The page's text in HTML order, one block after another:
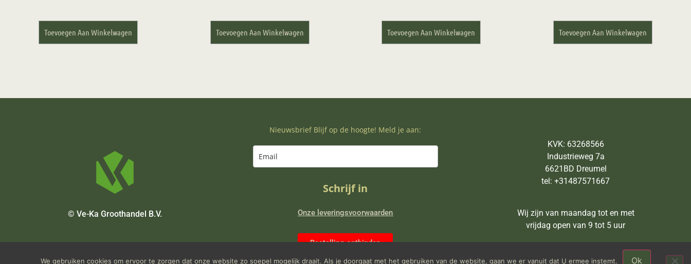
Toevoegen Aan Winkelwagen Toevoegen Aan Winkelwagen Toevoegen Aan Winkelwagen Toevoegen Aan Winkelwagen
© Ve-Ka Groothandel B.V.
Nieuwsbrief Blijf op de hoogte! Meld je aan:
Schrijf in
Onze leveringsvoorwaarden
Bestelling ontbinden
KVK: 63268566
Industrieweg 7a
6621BD Dreumel
tel: +31487571667
Wij zijn van maandag tot en met
vrijdag open van 9 tot 5 uur
We gebruiken cookies om ervoor te zorgen dat onze website zo soepel mogelijk draait. Als je doorgaat met het gebruiken van de website, gaan we er vanuit dat U ermee instemt. Ok